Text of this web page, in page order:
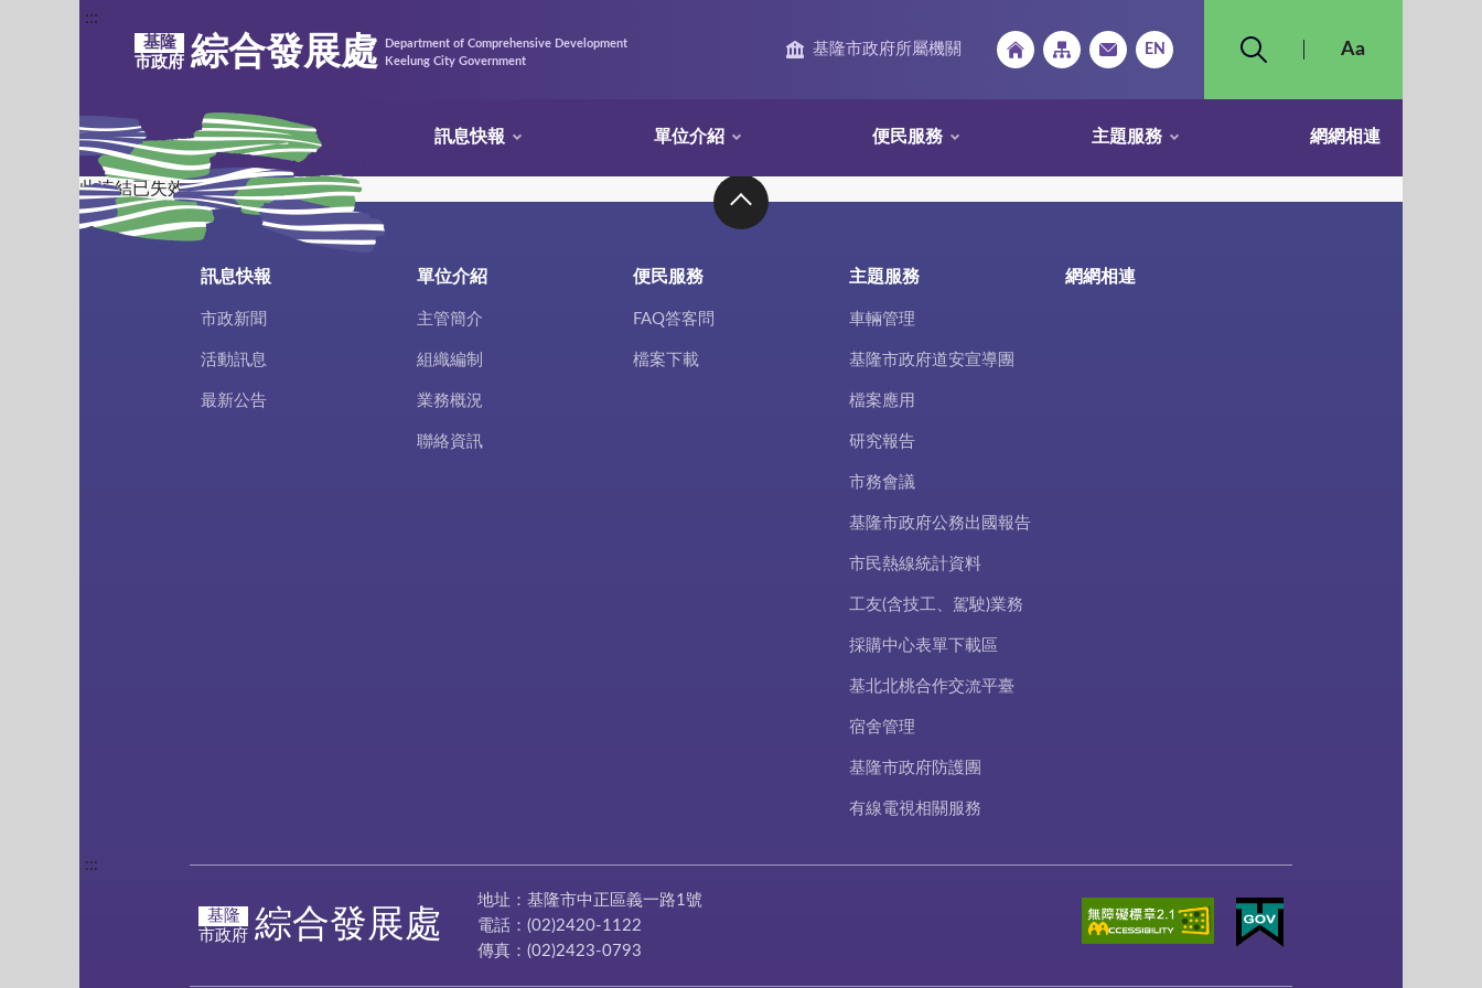
:::
基隆
市政府 綜合發展處
Department of Comprehensive Development
Keelung City Government
基隆市政府所屬機關
訊息快報 單位介紹 便民服務 主題服務 網網相連
此連結已失效
訊息快報
市政新聞
活動訊息
最新公告
單位介紹
主管簡介
組織編制
業務概況
聯絡資訊
便民服務
FAQ答客問
檔案下載
主題服務
車輛管理
基隆市政府道安宣導團
檔案應用
研究報告
市務會議
基隆市政府公務出國報告
市民熱線統計資料
工友(含技工、駕駛)業務
採購中心表單下載區
基北北桃合作交流平臺
宿舍管理
基隆市政府防護團
有線電視相關服務
網網相連
:::
基隆
市政府 綜合發展處
地址：基隆市中正區義一路1號
電話：(02)2420-1122
傳真：(02)2423-0793